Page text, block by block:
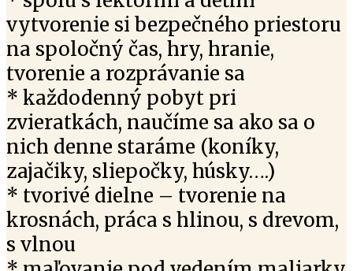
vytvorenie si bezpečného priestoru
na spoločný čas, hry, hranie,
tvorenie a rozprávanie sa
* každodenný pobyt pri
zvieratkách, naučíme sa ako sa o
nich denne staráme (koníky,
zajačiky, sliepočky, húsky….)
* tvorivé dielne – tvorenie na
krosnách, práca s hlinou, s drevom,
s vlnou